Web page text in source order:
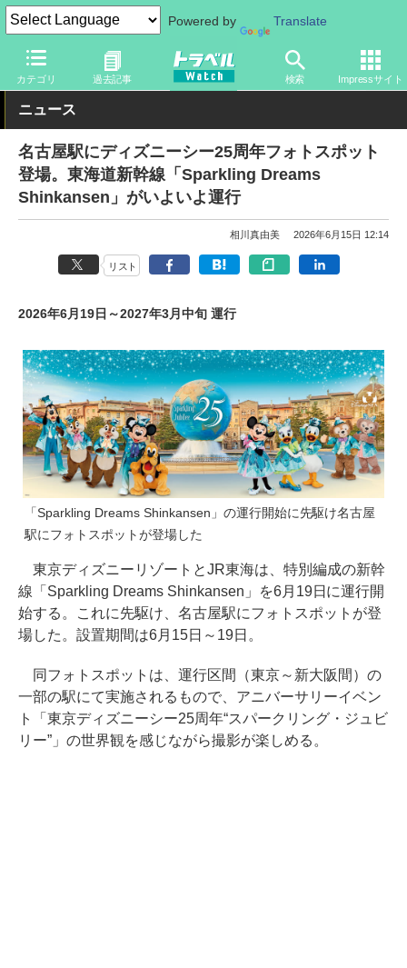
Powered by Translate
カテゴリ 過去記事 検索 Impressサイト
トラベル Watch 旅の情報 観光地 ディズニーリゾート
ニュース
名古屋駅にディズニーシー25周年フォトスポット
登場。東海道新幹線「Sparkling Dreams
Shinkansen」がいよいよ運行
相川真由美 2026年6月15日 12:14
リスト
2026年6月19日～2027年3月中旬 運行
「Sparkling Dreams Shinkansen」の運行開始に先駆け名古屋
駅にフォトスポットが登場した
東京ディズニーリゾートとJR東海は、特別編成の新幹
線「Sparkling Dreams Shinkansen」を6月19日に運行開
始する。これに先駆け、名古屋駅にフォトスポットが登
場した。設置期間は6月15日～19日。
同フォトスポットは、運行区間（東京～新大阪間）の
一部の駅にて実施されるもので、アニバーサリーイベン
ト「東京ディズニーシー25周年“スパークリング・ジュビ
リー”」の世界観を感じながら撮影が楽しめる。